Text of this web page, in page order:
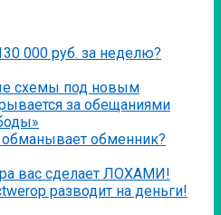
000 руб. за неделю?
схемы под новым
за обещаниями
обменник?
вас сделает ЛОХАМИ!
разводит на деньги!